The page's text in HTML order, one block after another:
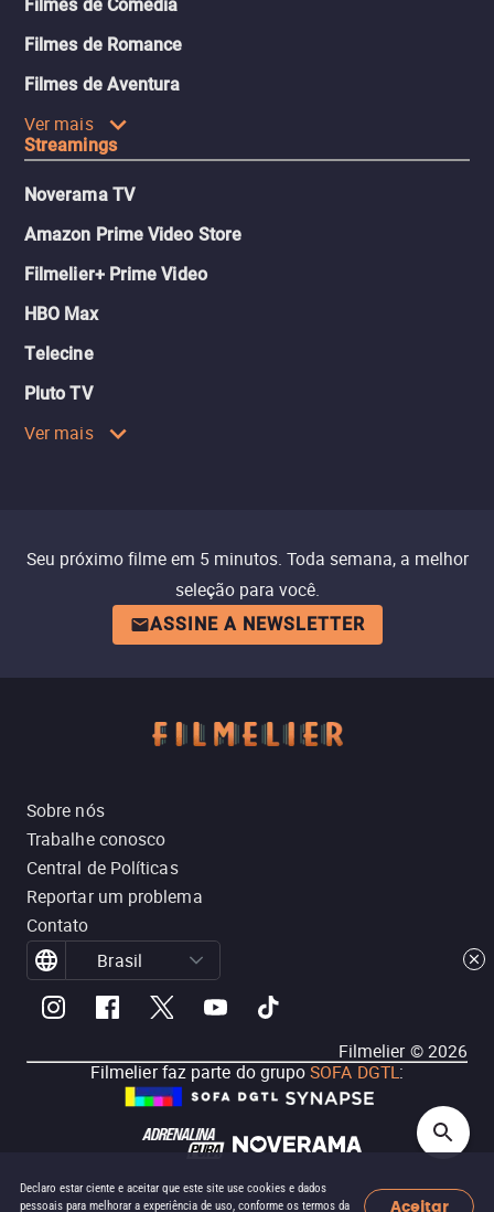
Declaro estar ciente e aceitar que este site use cookies e dados
pessoais para melhorar a experiência de uso, conforme os termos da
Aceitar
Filmes de Comédia
Filmes de Romance
Filmes de Aventura
Ver mais
Streamings
Noverama TV
Amazon Prime Video Store
Filmelier+ Prime Video
HBO Max
Telecine
Pluto TV
Ver mais
Seu próximo filme em 5 minutos. Toda semana, a melhor
seleção para você.
ASSINE A NEWSLETTER
Sobre nós
Trabalhe conosco
Central de Políticas
Reportar um problema
Contato
Brasil
Filmelier ©2026
Filmelier faz parte do grupoSOFA DGTL: